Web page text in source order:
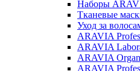
Наборы
Тканевые
Уход за
ARAVIA
ARAVIA
ARAVIA
ARAVIA